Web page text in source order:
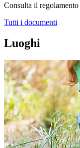
Consulta il regolamento
Tutti i documenti
Luoghi